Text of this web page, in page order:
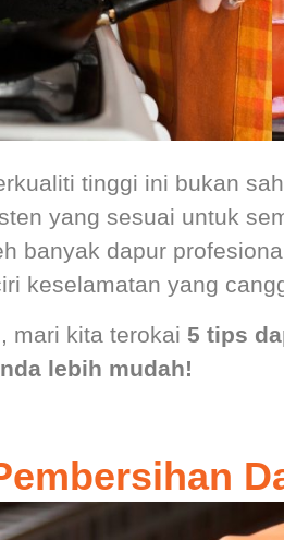
tinggi ini bukan
yang sesuai untuk
banyak dapur
keselamatan yang
mari kita terokai5 tips
lebih mudah!